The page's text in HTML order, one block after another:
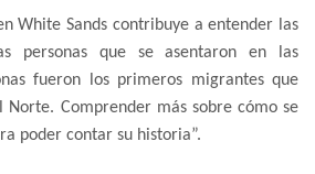
White Sands contribuye a entender las
personas que se asentaron en las
fueron los primeros migrantes que
Comprender más sobre cómo se
poder contar su historia”.